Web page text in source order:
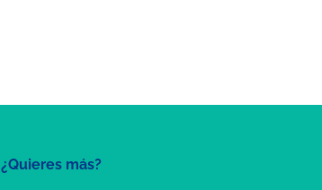
¿Quieres más?